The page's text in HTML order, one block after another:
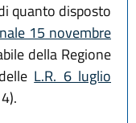
quanto disposto
15 novembre
della Regione
L.R. 6 luglio